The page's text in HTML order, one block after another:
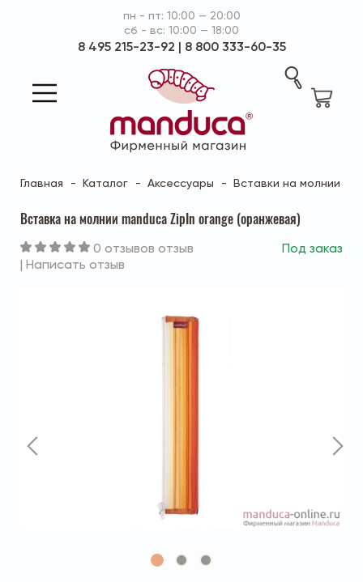
пн - пт: 10:00 — 20:00
сб - вс: 10:00 — 18:00
8 495 215-23-92 | 8 800 333-60-35
Главная Каталог Аксессуары Вставки на молнии
Вставка на молнии manduca ZipIn orange (оранжевая)
0 отзывов отзыв
| Написать отзыв
Под заказ